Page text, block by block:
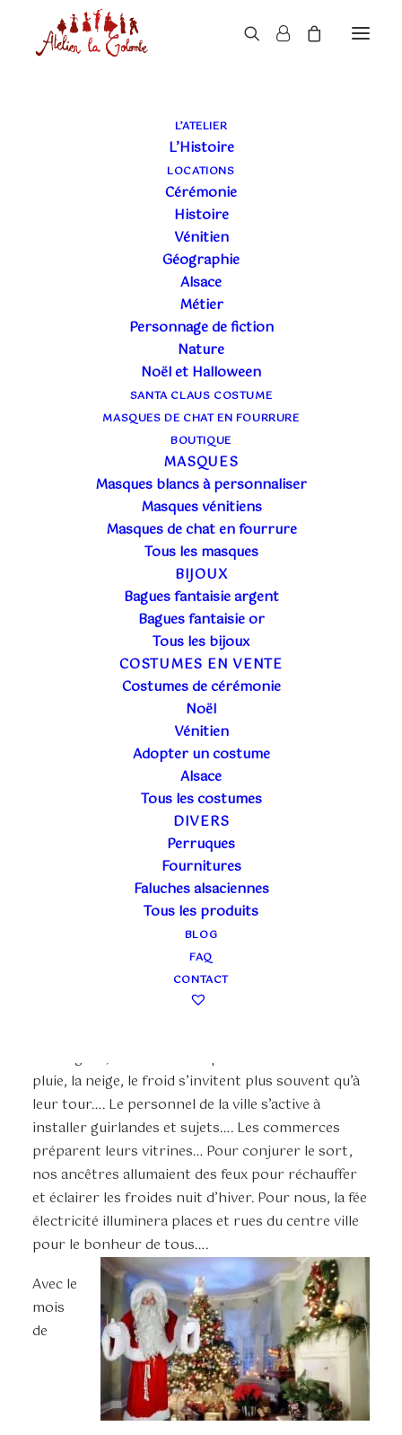
L’ATELIER
L’Histoire
LOCATIONS
Cérémonie
Histoire
Vénitien
Géographie
Alsace
Métier
Personnage de fiction
Nature
Noël et Halloween
SANTA CLAUS COSTUME
MASQUES DE CHAT EN FOURRURE
BOUTIQUE
MASQUES
Masques blancs à personnaliser
Masques vénitiens
Masques de chat en fourrure
Tous les masques
BIJOUX
Bagues fantaisie argent
Bagues fantaisie or
Tous les bijoux
COSTUMES EN VENTE
Costumes de cérémonie
Noël
Vénitien
Adopter un costume
Alsace
Tous les costumes
DIVERS
Perruques
Fournitures
Faluches alsaciennes
Tous les produits
BLOG
FAQ
CONTACT
ACTUALITÉ DE L'ATELIER
NOËL EN ALSACE
Le grand sapinest arrivé sur la place Kléber pour
sa dernière représentation. Dans trois semaines, il
brillera de mille feux pour le plaisir des petits, des
grands et des milliers de visiteurs venus découvrir
et savourer Noël en Alsace….
démons, les fantômes et autres sombres
créatures s’en sont allées le 31 octobre Ils ont été
fêtés et engloutis dans les brumes, les toiles
s’allongent, les arbres ont perdu leurs feuilles et la
pluie, la neige, le froid s’invitent plus souvent qu’à
leur tour…. Le personnel de la ville s’active à
installer guirlandes et sujets…. Les commerces
préparent leurs vitrines… Pour conjurer le sort,
nos ancêtres allumaient des feux pour réchauffer
et éclairer les froides nuit d’hiver. Pour nous, la fée
électricité illuminera places et rues du centre ville
pour le bonheur de tous….
Avec le
mois
de